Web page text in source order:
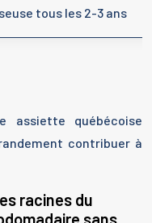
tous les 2-3 ans
assiette québécoise
contribuer à
racines du
sans